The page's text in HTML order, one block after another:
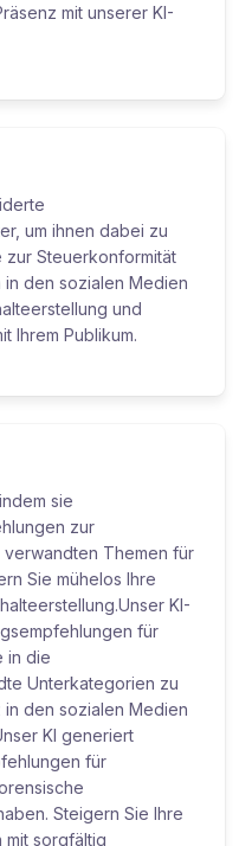
mit unserer KI-
um ihnen dabei zu
zur Steuerkonformität
den sozialen Medien
und
Ihrem Publikum.
sie
zur
Themen für
Sie mühelos Ihre
KI-
für
in die
Unterkategorien zu
in den sozialen Medien
KI generiert
für
Steigern Sie Ihre
mit sorgfältig